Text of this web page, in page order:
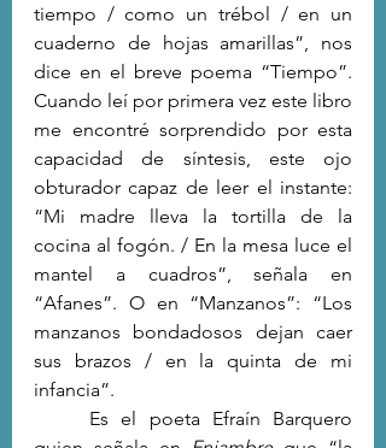
tiempo / como un trébol / en un
cuaderno de hojas amarillas”, nos
dice en el breve poema “Tiempo”.
Cuando leí por primera vez este libro
me encontré sorprendido por esta
capacidad de síntesis, este ojo
obturador capaz de leer el instante:
“Mi madre lleva la tortilla de la
cocina al fogón. / En la mesa luce el
mantel a cuadros”, señala en
“Afanes”. O en “Manzanos”: “Los
manzanos bondadosos dejan caer
sus brazos / en la quinta de mi
infancia”.